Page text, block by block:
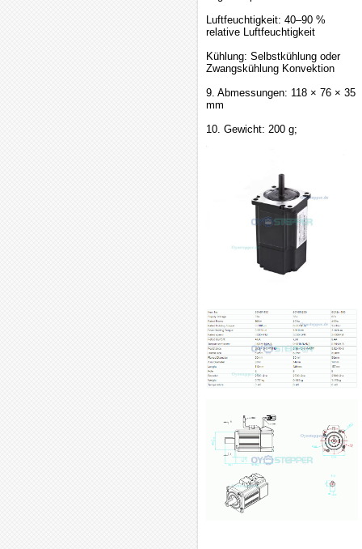
Luftfeuchtigkeit: 40–90 %
relative Luftfeuchtigkeit
Kühlung: Selbstkühlung oder
Zwangskühlung Konvektion
9. Abmessungen: 118 × 76 × 35
mm
10. Gewicht: 200 g;